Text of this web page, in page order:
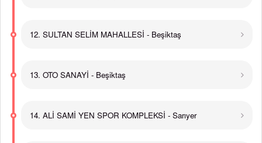
12. SULTAN SELİM MAHALLESİ - Beşiktaş
13. OTO SANAYİ - Beşiktaş
14. ALİ SAMİ YEN SPOR KOMPLEKSİ - Sarıyer